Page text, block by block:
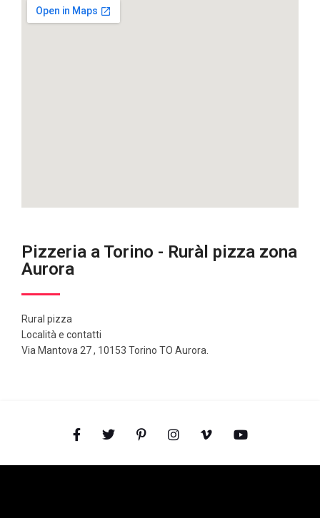
Pizzeria a Torino - Ruràl pizza zona
Aurora
Rural pizza
Località e contatti
Via Mantova 27 , 10153 Torino TO Aurora.